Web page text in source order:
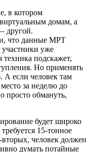
в котором
домам, а
другой.
что данные МРТ
участники уже
техника подскажет,
Но применять
А если человек там
за неделю до
просто обмануть,
будет широко
15-тонное
человек должен
думать потайные